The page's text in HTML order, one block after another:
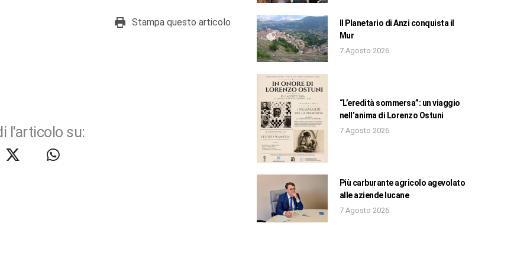
Stampa questo articolo
l'articolo su:
Il Planetario di Anzi conquista il
Mur
7 Agosto 2026
“L’eredità sommersa”: un viaggio
nell’anima di Lorenzo Ostuni
7 Agosto 2026
Più carburante agricolo agevolato
alle aziende lucane
7 Agosto 2026